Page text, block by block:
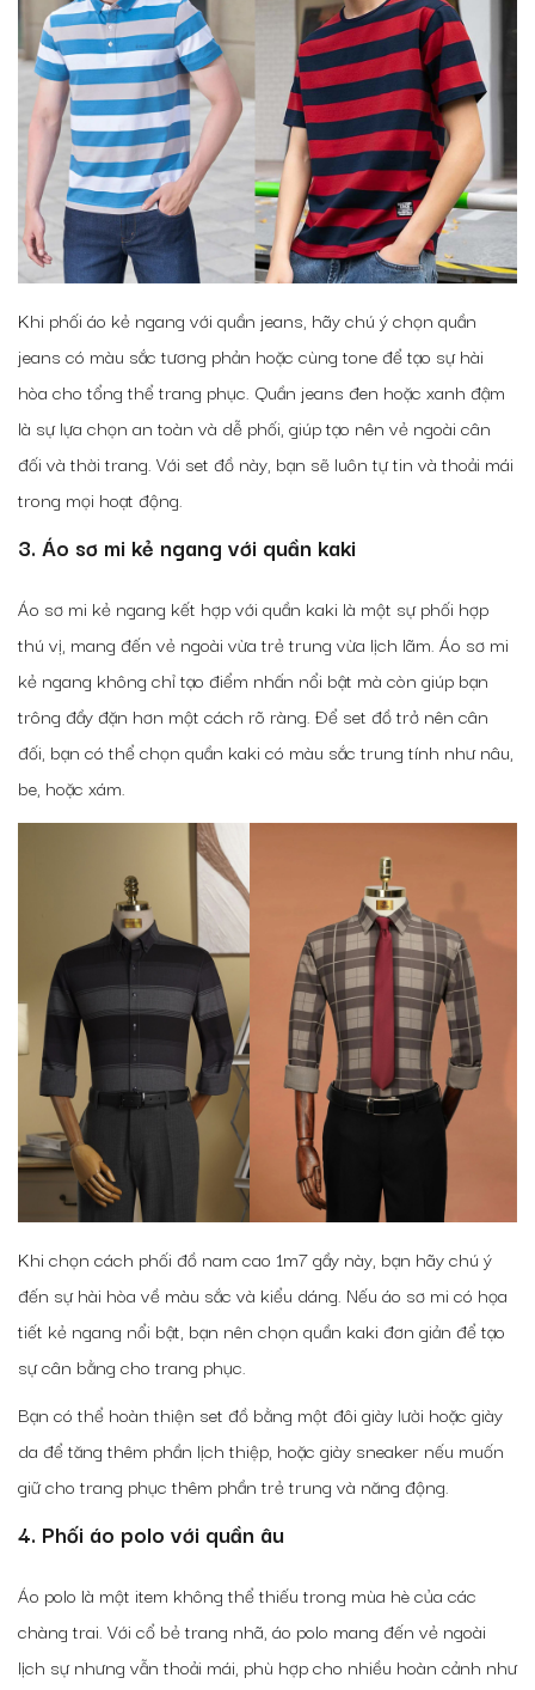
Khi phối áo kẻ ngang với quần jeans, hãy chú ý chọn quần
jeans có màu sắc tương phản hoặc cùng tone để tạo sự hài
hòa cho tổng thể trang phục. Quần jeans đen hoặc xanh đậm
là sự lựa chọn an toàn và dễ phối, giúp tạo nên vẻ ngoài cân
đối và thời trang. Với set đồ này, bạn sẽ luôn tự tin và thoải mái
trong mọi hoạt động.
3. Áo sơ mi kẻ ngang với quần kaki
Áo sơ mi kẻ ngang kết hợp với quần kaki là một sự phối hợp
thú vị, mang đến vẻ ngoài vừa trẻ trung vừa lịch lãm. Áo sơ mi
kẻ ngang không chỉ tạo điểm nhấn nổi bật mà còn giúp bạn
trông đầy đặn hơn một cách rõ ràng. Để set đồ trở nên cân
đối, bạn có thể chọn quần kaki có màu sắc trung tính như nâu,
be, hoặc xám.
Khi chọn cách phối đồ nam cao 1m7 gầy này, bạn hãy chú ý
đến sự hài hòa về màu sắc và kiểu dáng. Nếu áo sơ mi có họa
tiết kẻ ngang nổi bật, bạn nên chọn quần kaki đơn giản để tạo
sự cân bằng cho trang phục.
Bạn có thể hoàn thiện set đồ bằng một đôi giày lười hoặc giày
da để tăng thêm phần lịch thiệp, hoặc giày sneaker nếu muốn
giữ cho trang phục thêm phần trẻ trung và năng động.
4. Phối áo polo với quần âu
Áo polo là một item không thể thiếu trong mùa hè của các
chàng trai. Với cổ bẻ trang nhã, áo polo mang đến vẻ ngoài
lịch sự nhưng vẫn thoải mái, phù hợp cho nhiều hoàn cảnh như